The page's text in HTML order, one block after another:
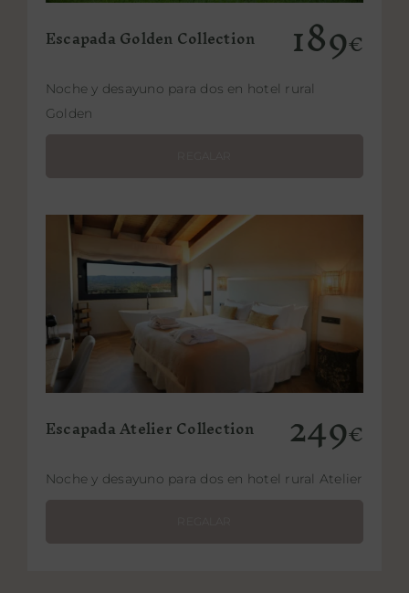
Escapada Golden Collection 189€
Noche y desayuno para dos en hotel rural
Golden
Añadir al carrito
Detalles
Escapada Atelier Collection 249€
Noche y desayuno para dos en hotel rural Atelier